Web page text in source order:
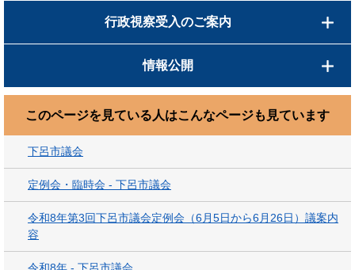
行政視察受入のご案内
情報公開
このページを見ている人はこんなページも見ています
下呂市議会
定例会・臨時会 - 下呂市議会
令和8年第3回下呂市議会定例会（6月5日から6月26日）議案内
容